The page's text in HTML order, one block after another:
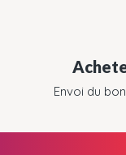
Envoi du